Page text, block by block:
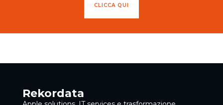
CLICCA QUI
Rekordata